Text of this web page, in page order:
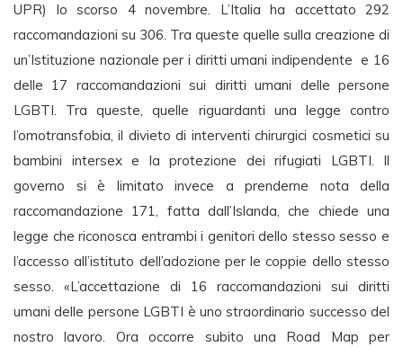
UPR) lo scorso 4 novembre. L’Italia ha accettato 292
raccomandazioni su 306. Tra queste quelle sulla creazione di
un’Istituzione nazionale per i diritti umani indipendente e 16
delle 17 raccomandazioni sui diritti umani delle persone
LGBTI. Tra queste, quelle riguardanti una legge contro
l’omotransfobia, il divieto di interventi chirurgici cosmetici su
bambini intersex e la protezione dei rifugiati LGBTI. Il
governo si è limitato invece a prenderne nota della
raccomandazione 171, fatta dall’Islanda, che chiede una
legge che riconosca entrambi i genitori dello stesso sesso e
l’accesso all’istituto dell’adozione per le coppie dello stesso
sesso. «L’accettazione di 16 raccomandazioni sui diritti
umani delle persone LGBTI è uno straordinario successo del
nostro lavoro. Ora occorre subito una Road Map per